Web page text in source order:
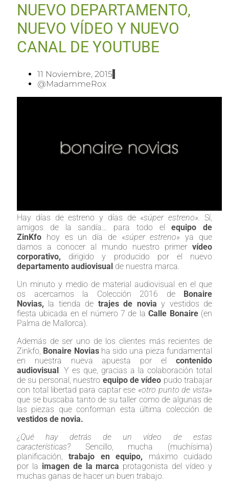
NUEVO DEPARTAMENTO,
NUEVO VÍDEO Y NUEVO
CANAL DE YOUTUBE
11 Noviembre, 2015
@MadammeRox
Hay días de estreno y días de «súper estreno».Sí,
amigos de la sandía… para todo elequipo de
ZinKfo hoy es un día de «súper estreno» ya que
damos a conocer al mundo nuestro primer vídeo
corporativo, dirigido y producido por el nuevo
departamento audiovisual de nuestra marca.
Un minuto y medio de material audiovisual en el que
os acercamos la Colección 2016 de Bonaire
Novias, la tienda de trajes de novia y vestidos de
fiesta ubicada en el número 7 de la Calle Bonaire(en
Palma de Mallorca).
Además de ser uno de los clientes más recientes de
Zinkfo, Bonaire Noviasha sido una pieza fundamental
en nuestra nueva apuesta por el contenido
audiovisual. Y es que, gracias a la colaboración total
de su personal, nuestro equipo de vídeo pudo trabajar
con total libertad para captar ese «otro punto de vista»
que se buscaba tanto de su taller como de algunas de
las piezas que conforman esta última colección de
vestidos de novia.
¿Qué hay detrás de un vídeo de estas
características? Sencillo, mucha (muchísima)
planificación,trabajo en equipo, máximo cuidado
por la imagen de la marca protagonista del vídeo y
muchas ganas de hacer un buen trabajo.